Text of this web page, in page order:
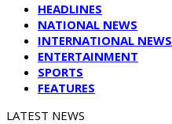
HEADLINES
NATIONAL NEWS
INTERNATIONAL NEWS
ENTERTAINMENT
SPORTS
FEATURES
LATEST NEWS